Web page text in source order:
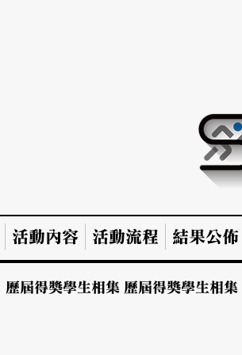
活動內容 活動流程 結果公佈
歷屆得獎學生相集 歷屆得獎學生相集